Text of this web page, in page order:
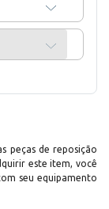
peças de reposição
este item, você
seu equipamento